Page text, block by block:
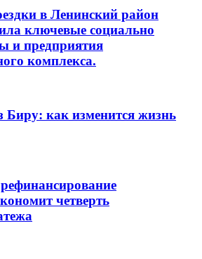
в Ленинский район
ключевые социально
и предприятия
комплекса.
Биру: как изменится жизнь
четверть